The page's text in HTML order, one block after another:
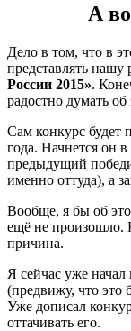
А
Дело в том, что в
представлять нашу
России 2015».
радостно думать об
Сам конкурс будет
года. Начнется он
предыдущий
именно оттуда), а
Вообще, я бы об
ещё не произошло.
причина.
Я сейчас уже
(предвижу, что это
Уже дописал
оттачивать его.